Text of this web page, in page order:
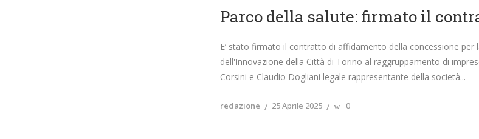
Parco della salute: firmato il
E’ stato firmato il contratto di affidamento della concessione
dell'Innovazione della Città di Torino al raggruppamento di
Corsini e Claudio Dogliani legale rappresentante della società
redazione 25 Aprile 2025 0